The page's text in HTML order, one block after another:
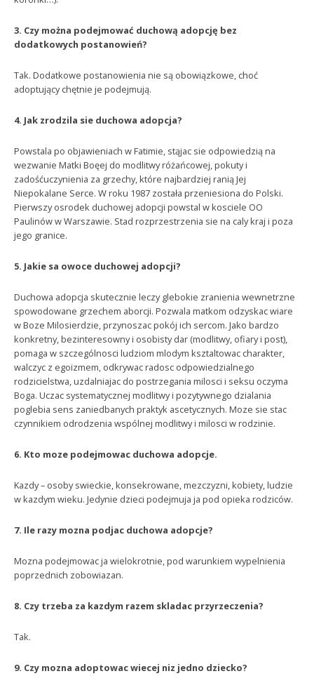
3. Czy można podejmować duchową adopcję bez
dodatkowych postanowień?
Tak. Dodatkowe postanowienia nie są obowiązkowe, choć
adoptujący chętnie je podejmują.
4. Jak zrodzila sie duchowa adopcja?
Powstala po objawieniach w Fatimie, stąjac sie odpowiedzią na
wezwanie Matki Boęej do modlitwy różańcowej, pokuty i
zadośćuczynienia za grzechy, które najbardziej ranią Jej
Niepokalane Serce. W roku 1987 została przeniesiona do Polski.
Pierwszy osrodek duchowej adopcji powstal w kosciele OO
Paulinów w Warszawie. Stad rozprzestrzenia sie na caly kraj i poza
jego granice.
5. Jakie sa owoce duchowej adopcji?
Duchowa adopcja skutecznie leczy glebokie zranienia wewnetrzne
spowodowane grzechem aborcji. Pozwala matkom odzyskac wiare
w Boze Milosierdzie, przynoszac pokój ich sercom. Jako bardzo
konkretny, bezinteresowny i osobisty dar (modlitwy, ofiary i post),
pomaga w szczególnosci ludziom mlodym ksztaltowac charakter,
walczyc z egoizmem, odkrywac radosc odpowiedzialnego
rodzicielstwa, uzdalniajac do postrzegania milosci i seksu oczyma
Boga. Uczac systematycznej modlitwy i pozytywnego dzialania
poglebia sens zaniedbanych praktyk ascetycznych. Moze sie stac
czynnikiem odrodzenia wspólnej modlitwy i milosci w rodzinie.
6. Kto moze podejmowac duchowa adopcje.
Kazdy – osoby swieckie, konsekrowane, mezczyzni, kobiety, ludzie
w kazdym wieku. Jedynie dzieci podejmuja ja pod opieka rodziców.
7. Ile razy mozna podjac duchowa adopcje?
Mozna podejmowac ja wielokrotnie, pod warunkiem wypelnienia
poprzednich zobowiazan.
8. Czy trzeba za kazdym razem skladac przyrzeczenia?
Tak.
9. Czy mozna adoptowac wiecej niz jedno dziecko?